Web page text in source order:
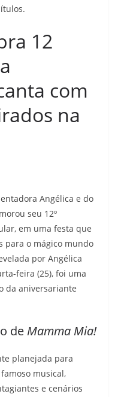
12
com
na
Angélica e do
seu 12º
em uma festa que
para o mágico mundo
por Angélica
feira (25), foi uma
da aniversariante
de Mamma Mia!
planejada para
musical,
e cenários